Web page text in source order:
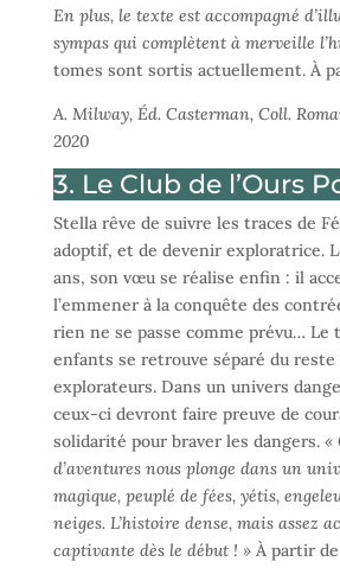
En plus, le texte est accompagné
sympas qui complètent à merveille
tomes sont sortis actuellement. À
A. Milway, Éd. Casterman, Coll.
2020
3. Le Club de l’Ours
Stella rêve de suivre les traces de
adoptif, et de devenir exploratrice.
ans, son vœu se réalise enfin : il
l’emmener à la conquête des
rien ne se passe comme prévu… Le
enfants se retrouve séparé du reste
explorateurs. Dans un univers
ceux-ci devront faire preuve de
solidarité pour braver les dangers. «
d’aventures nous plonge dans un
magique, peuplé de fées, yétis,
neiges. L’histoire dense, mais assez
captivante dès le début ! »À partir de